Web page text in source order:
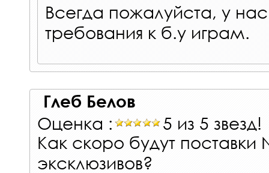
Всегда пожалуйста, у
требования к б.у играм.
Глеб Белов
Оценка :
5 из 5 звезд!
Как скоро будут поставки
эксклюзивов?